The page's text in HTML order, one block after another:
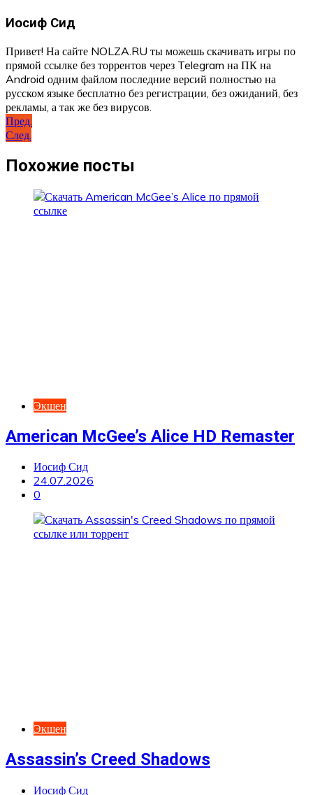
Иосиф Сид
Привет! На сайте NOLZA.RU ты можешь скачивать игры по
прямой ссылке без торрентов через Telegram на ПК на
Android одним файлом последние версий полностью на
русском языке бесплатно без регистрации, без ожиданий, без
рекламы, а так же без вирусов.
Навигация
по
записям
Пред.
След.
Похожие посты
Экшен
American McGee’s Alice HD Remaster
Иосиф Сид
24.07.2026
0
Экшен
Assassin’s Creed Shadows
Иосиф Сид